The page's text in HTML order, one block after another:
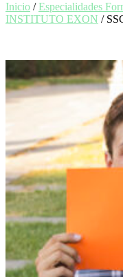
Inicio /Especialidades
INSTITUTO EXON /